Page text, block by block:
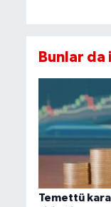
Bunlar
Temettü